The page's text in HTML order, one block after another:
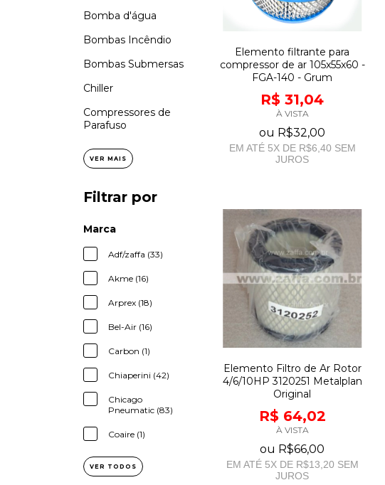
Bomba d'água
Bombas Incêndio
Bombas Submersas
Chiller
Compressores de
Parafuso
VER MAIS
Filtrar por
Marca
Adf/zaffa (33)
Akme (16)
Arprex (18)
Bel-Air (16)
Carbon (1)
Chiaperini (42)
Chicago
Pneumatic (83)
Coaire (1)
VER TODOS
Elemento filtrante para
compressor de ar 105x55x60 -
FGA-140 - Grum
R$ 31,04
À VISTA
ou R$32,00
EM ATÉ 5X DE R$6,40 SEM
JUROS
Elemento Filtro de Ar Rotor
4/6/10HP 3120251 Metalplan
Original
R$ 64,02
À VISTA
ou R$66,00
EM ATÉ 5X DE R$13,20 SEM
JUROS